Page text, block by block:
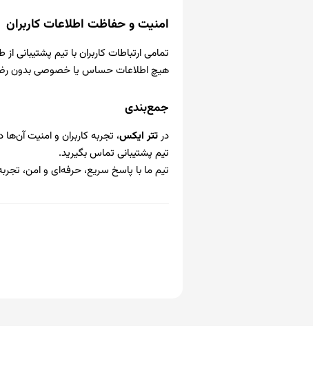
امنیت و حفاظت اطلاعات کاربران
تمامی ارتباطات کاربران با تیم
هیچ اطلاعات حساس یا خصوصی بدون
جمع‌بندی
درتتر ایکس، تجربه کاربران و امنیت
تیم پشتیبانی تماس بگیرید.
تیم ما با پاسخ سریع، حرفه‌ای و امن،